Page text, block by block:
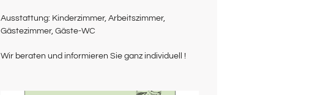
Ausstattung: Kinderzimmer, Arbeitszimmer,
Gästezimmer, Gäste-WC
Wir beraten und informieren Sie ganz individuell !